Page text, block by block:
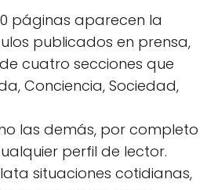
páginas aparecen la
publicados en prensa,
cuatro secciones que
Conciencia, Sociedad,
las demás, por completo
perfil de lector.
situaciones cotidianas,